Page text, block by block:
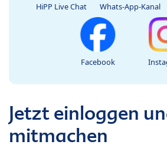
HiPP Live Chat Whats-App-Kanal
Facebook
Jetzt einloggen
mitmachen